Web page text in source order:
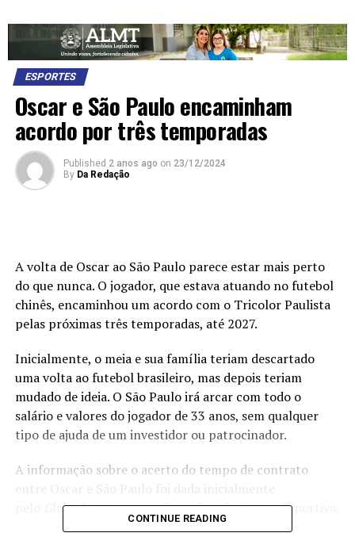
ESPORTES
Oscar e São Paulo encaminham
acordo por três temporadas
Published 2 anos ago on 23/12/2024
By Da Redação
A volta de Oscar ao São Paulo parece estar mais perto
do que nunca. O jogador, que estava atuando no futebol
chinês, encaminhou um acordo com o Tricolor Paulista
pelas próximas três temporadas, até 2027.
Inicialmente, o meia e sua família teriam descartado
uma volta ao futebol brasileiro, mas depois teriam
mudado de ideia. O São Paulo irá arcar com todo o
salário e valores do jogador de 33 anos, sem qualquer
tipo de ajuda de um investidor ou patrocinador.
A informação sobre o acerto do tempo de contrato
entre Oscar e São Paulo foi dada inicialmente
lobo Esporte, e confirmada pela Gazeta Esportiva.
CONTINUE READING